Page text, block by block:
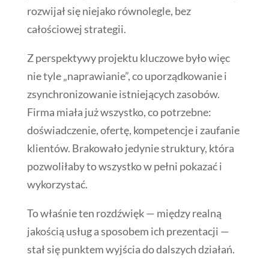
rozwijał się niejako równolegle, bez
całościowej strategii.
Z perspektywy projektu kluczowe było więc
nie tyle „naprawianie”, co uporządkowanie i
zsynchronizowanie istniejących zasobów.
Firma miała już wszystko, co potrzebne:
doświadczenie, ofertę, kompetencje i zaufanie
klientów. Brakowało jedynie struktury, która
pozwoliłaby to wszystko w pełni pokazać i
wykorzystać.
To właśnie ten rozdźwięk — między realną
jakością usług a sposobem ich prezentacji —
stał się punktem wyjścia do dalszych działań.